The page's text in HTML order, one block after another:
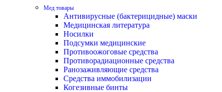
Мед товары
Антивирусные (бактерицидные) маски
Медицинская литература
Носилки
Подсумки медицинские
Противоожоговые средства
Противорадиационные средства
Ранозаживляющие средства
Средства иммобилизации
Когезивные бинты